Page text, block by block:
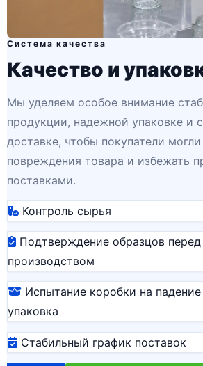
Система качества
Качество и
Мы уделяем особое внимание
продукции, надежной упаковке и
доставке, чтобы покупатели
повреждения товара и избежать
поставками.
Контроль сырья
Подтверждение образцов
производством
Испытание коробки на падение
упаковка
Стабильный график поставок